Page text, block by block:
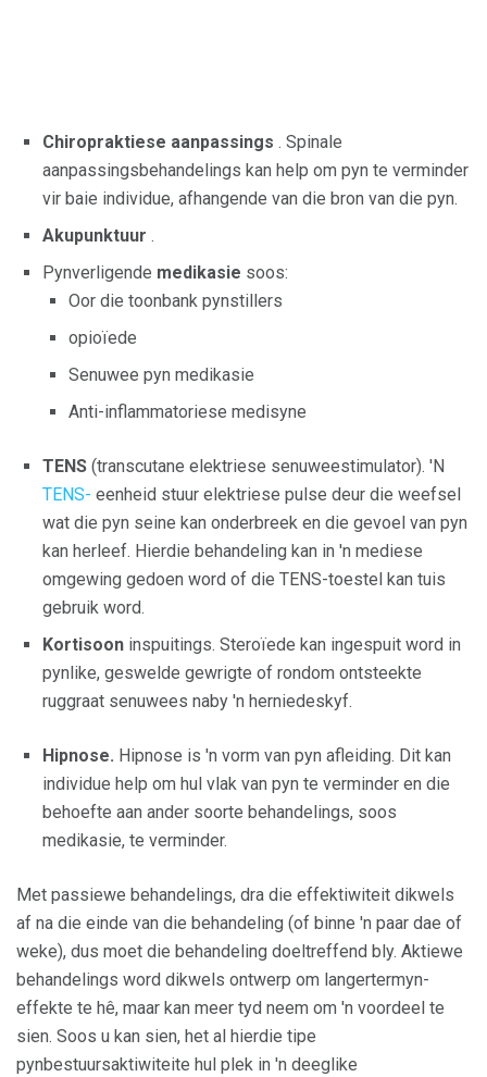
Chiropraktiese aanpassings . Spinale
aanpassingsbehandelings kan help om pyn te verminder
vir baie individue, afhangende van die bron van die pyn.
Akupunktuur .
Pynverligende medikasie soos:
Oor die toonbank pynstillers
opioïede
Senuwee pyn medikasie
Anti-inflammatoriese medisyne
TENS (transcutane elektriese senuweestimulator). 'N
TENS- eenheid stuur elektriese pulse deur die weefsel
wat die pyn seine kan onderbreek en die gevoel van pyn
kan herleef. Hierdie behandeling kan in 'n mediese
omgewing gedoen word of die TENS-toestel kan tuis
gebruik word.
Kortisoon inspuitings. Steroïede kan ingespuit word in
pynlike, geswelde gewrigte of rondom ontsteekte
ruggraat senuwees naby 'n herniedeskyf.
Hipnose. Hipnose is 'n vorm van pyn afleiding. Dit kan
individue help om hul vlak van pyn te verminder en die
behoefte aan ander soorte behandelings, soos
medikasie, te verminder.
Met passiewe behandelings, dra die effektiwiteit dikwels
af na die einde van die behandeling (of binne 'n paar dae of
weke), dus moet die behandeling doeltreffend bly. Aktiewe
behandelings word dikwels ontwerp om langertermyn-
effekte te hê, maar kan meer tyd neem om 'n voordeel te
sien. Soos u kan sien, het al hierdie tipe
pynbestuursaktiwiteite hul plek in 'n deeglike